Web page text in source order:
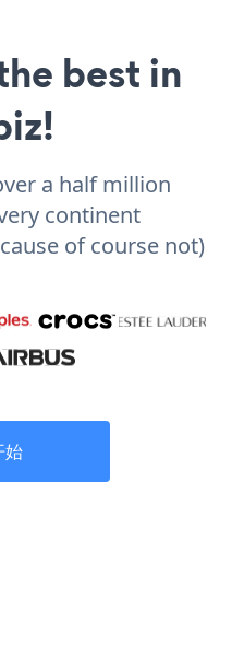
best in
a half million
continent
of course not)
始